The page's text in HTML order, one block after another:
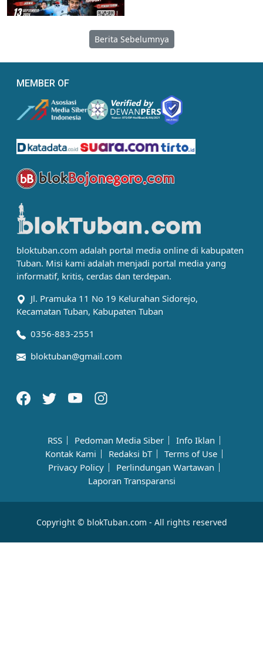
Berita Sebelumnya
MEMBER OF
bloktuban.com adalah portal media online di kabupaten
Tuban. Misi kami adalah menjadi portal media yang
informatif, kritis, cerdas dan terdepan.
Jl. Pramuka 11 No 19 Kelurahan Sidorejo,
Kecamatan Tuban, Kabupaten Tuban
0356-883-2551
bloktuban@gmail.com
RSS Pedoman Media Siber
Info Iklan
Kontak Kami
Redaksi bT
Terms of Use
Privacy Policy
Perlindungan Wartawan
Laporan Transparansi
Copyright © blokTuban.com - All rights reserved